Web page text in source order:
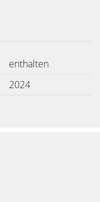
enthalten
2024